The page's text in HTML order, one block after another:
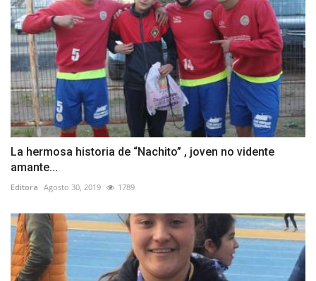
La hermosa historia de “Nachito” , joven no vidente
amante...
Editora Agosto 30, 2019 1789